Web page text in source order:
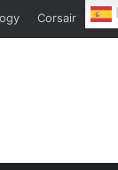
Corsair